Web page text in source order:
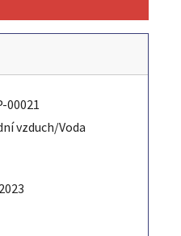
00021
vzduch/Voda